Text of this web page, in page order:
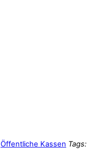
Öffentliche Kassen Tags: